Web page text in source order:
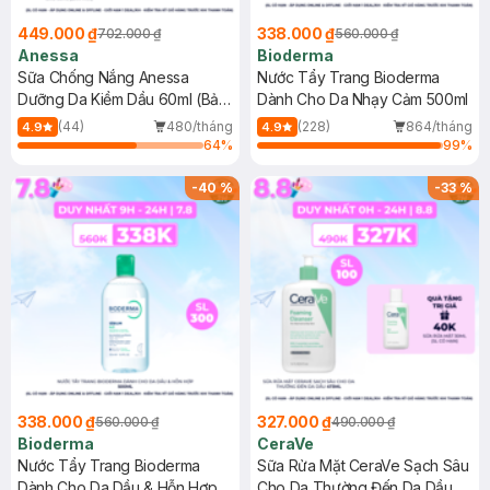
449.000 ₫702.000 ₫
Anessa
Sữa Chống Nắng Anessa
Dưỡng Da Kiềm Dầu 60ml (Bản
Mới)
4.9 (44)
480/tháng
64%
338.000 ₫560.000 ₫
Bioderma
Nước Tẩy Trang Bioderma
Dành Cho Da Nhạy Cảm 500ml
4.9 (228)
864/tháng
99%
-40%
338.000 ₫560.000 ₫
Bioderma
Nước Tẩy Trang Bioderma
-33%
327.000 ₫490.000 ₫
CeraVe
Sữa Rửa Mặt CeraVe Sạch Sâu